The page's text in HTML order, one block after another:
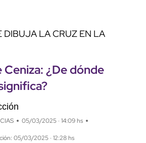
DIBUJA LA CRUZ EN LA
Ceniza: ¿De dónde
05/03/2025 · 14:09 hs
05/03/2025 · 12:28 hs